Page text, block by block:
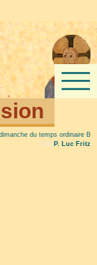
du temps ordinaire B
Par P. Luc Fritz